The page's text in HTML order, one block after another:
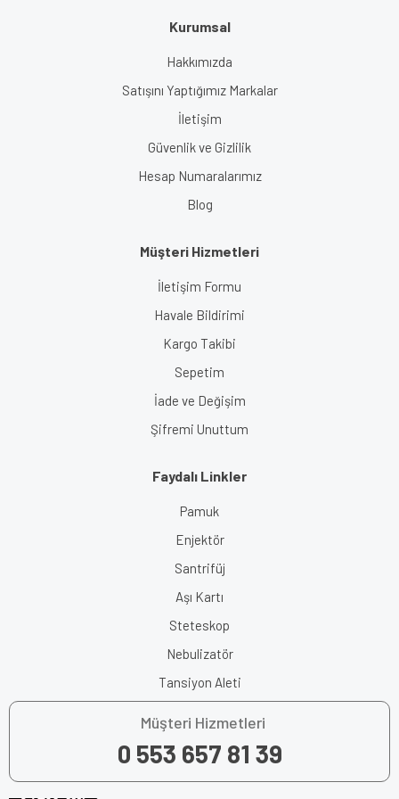
Kurumsal
Hakkımızda
Satışını Yaptığımız Markalar
İletişim
Güvenlik ve Gizlilik
Hesap Numaralarımız
Blog
Müşteri Hizmetleri
İletişim Formu
Havale Bildirimi
Kargo Takibi
Sepetim
İade ve Değişim
Şifremi Unuttum
Faydalı Linkler
Pamuk
Enjektör
Santrifüj
Aşı Kartı
Steteskop
Nebulizatör
Tansiyon Aleti
Müşteri Hizmetleri
0 553 657 81 39